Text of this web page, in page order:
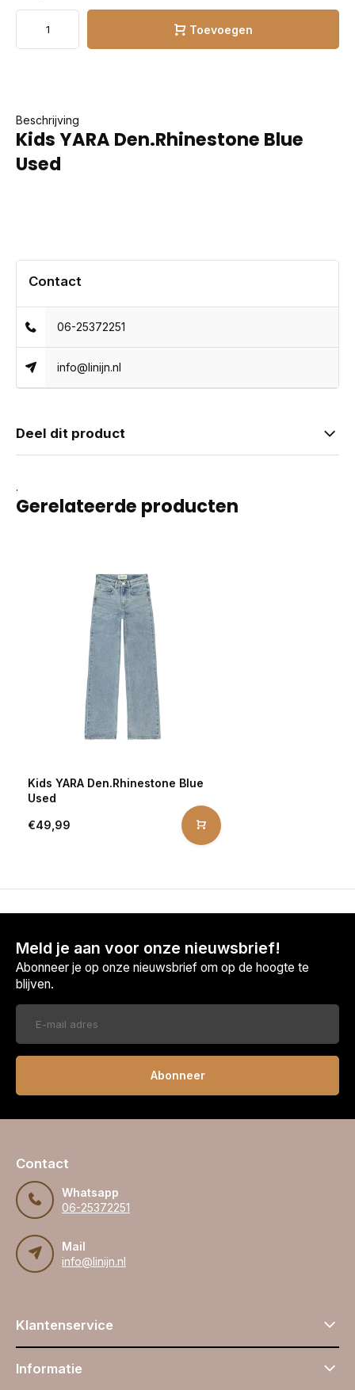
Toevoegen
Beschrijving
Kids YARA Den.Rhinestone Blue
Used
Contact
06-25372251
info@linijn.nl
Deel dit product
.
Gerelateerde producten
Kids YARA Den.Rhinestone Blue
Used
€49,99
Meld je aan voor onze nieuwsbrief!
Abonneer je op onze nieuwsbrief om op de hoogte te
blijven.
Abonneer
Contact
Whatsapp
06-25372251
Mail
info@linijn.nl
Klantenservice
Informatie